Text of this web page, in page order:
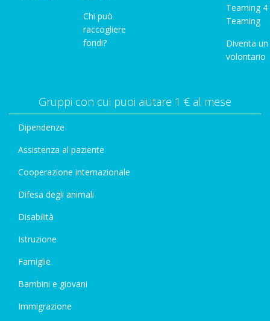
Chi può
raccogliere
fondi?
Teaming 4
Teaming
Diventa un
volontario
Gruppi con cui puoi aiutare 1 € al mese
Dipendenze
Assistenza al paziente
Cooperazione internazionale
Difesa degli animali
Disabilità
Istruzione
Famiglie
Bambini e giovani
Immigrazione